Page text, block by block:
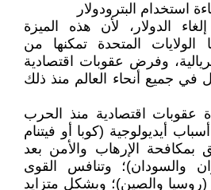
استخدام البترودولار
الدولار، لأن هذه الميزة
الولايات المتحدة تمكنها من
وفرض عقوبات اقتصادية
في جميع أنحاء العالم منذ ذلك
عقوبات اقتصادية منذ الحرب
أيديولوجية (كوبا أو فيتنام
بمكافحة الإرهاب والأمن بعد
والسودان)؛ وتنافس القوى
العظمى بعد سنة 2014 (روسيا والصين)؛ وبشكل متزايد